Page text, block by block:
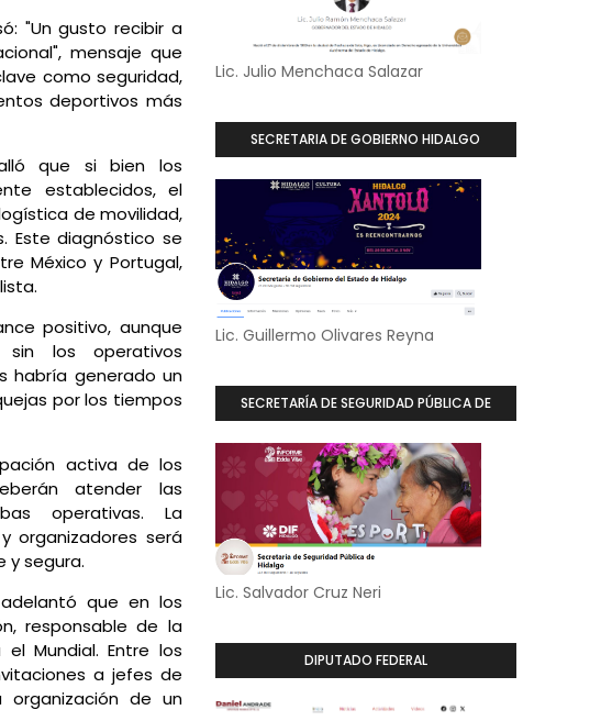
"Un gusto recibir a
mensaje que
como seguridad,
deportivos más
que si bien los
establecidos, el
de movilidad,
Este diagnóstico se
México y Portugal,
positivo, aunque
sin los operativos
habría generado un
por los tiempos
activa de los
atender las
operativas. La
organizadores será
y segura.
que en los
responsable de la
Mundial. Entre los
a jefes de
organización de un
Lic. Julio Menchaca Salazar
SECRETARIA DE GOBIERNO HIDALGO
Lic. Guillermo Olivares Reyna
SECRETARÍA DE SEGURIDAD PÚBLICA DE
Lic. Salvador Cruz Neri
DIPUTADO FEDERAL